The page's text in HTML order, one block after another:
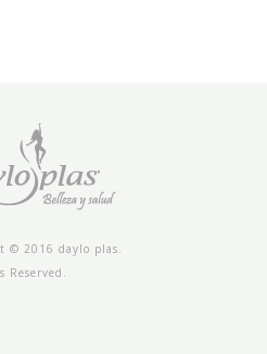
© 2016 daylo plas.
Reserved.